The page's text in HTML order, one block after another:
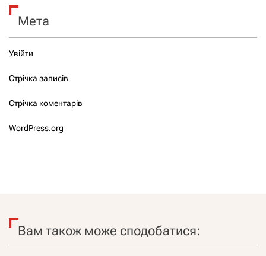
Мета
Увійти
Стрічка записів
Стрічка коментарів
WordPress.org
Вам також може сподобатися: